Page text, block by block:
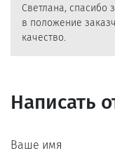
Светлана, спасибо
в положение
качество.
Написать
Ваше имя